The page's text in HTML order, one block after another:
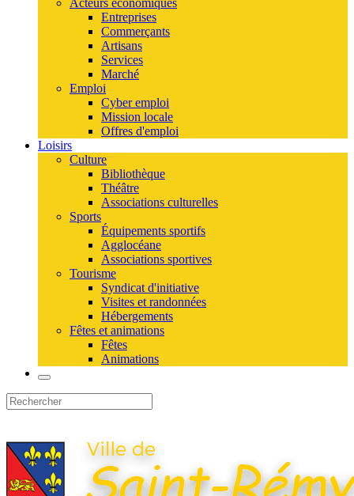
Acteurs économiques
Entreprises
Commerçants
Artisans
Services
Marché
Emploi
Cyber emploi
Mission locale
Offres d'emploi
Loisirs
Culture
Bibliothèque
Théâtre
Associations culturelles
Sports
Équipements sportifs
Agglocéane
Associations sportives
Tourisme
Syndicat d'initiative
Visites et randonnées
Hébergements
Fêtes et animations
Fêtes
Animations